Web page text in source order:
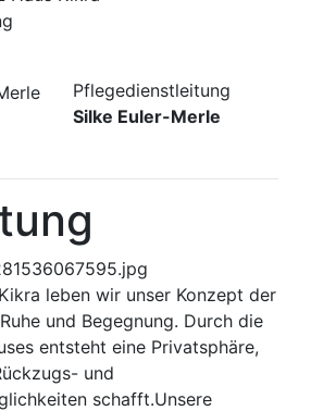
Pflegedienstleitung
Silke Euler-Merle
leben wir unser Konzept der
und Begegnung. Durch die
entsteht eine Privatsphäre,
und
schafft.Unsere